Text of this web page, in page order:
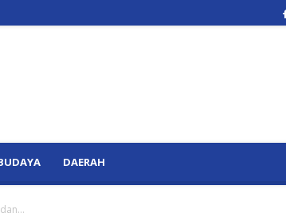
DAERAH